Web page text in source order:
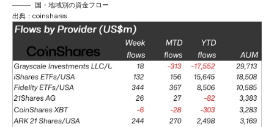
国・地域別の資金フロー
出典： coinshares